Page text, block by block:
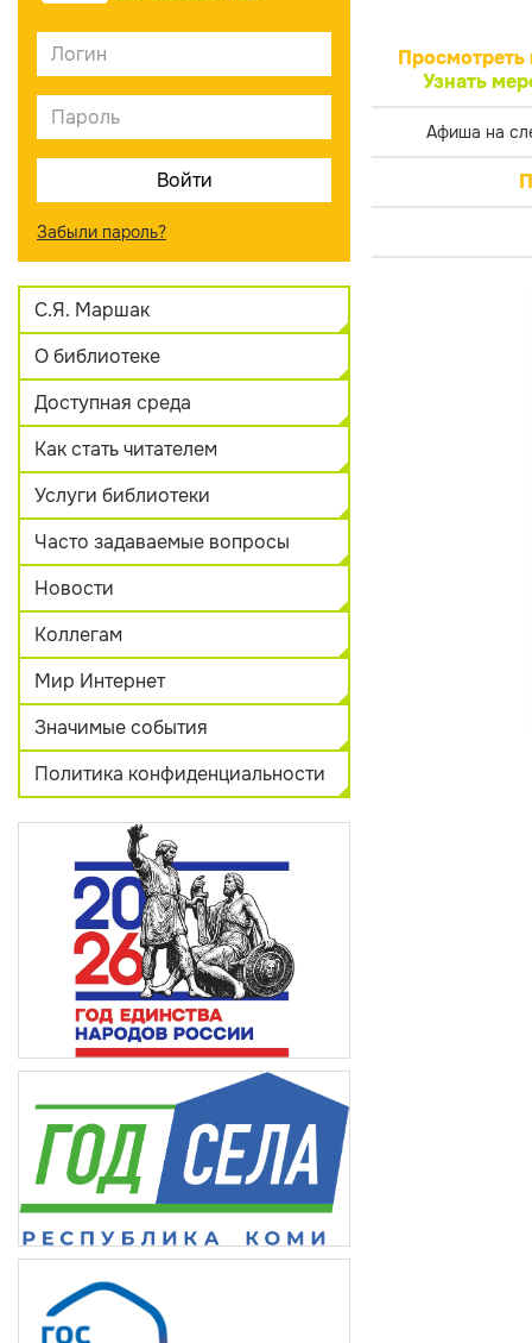
Забыли пароль?
С.Я. Маршак
О библиотеке
Доступная среда
Как стать читателем
Услуги библиотеки
Часто задаваемые вопросы
Новости
Коллегам
Мир Интернет
Значимые события
Политика конфиденциальности
Просмотреть
Узнать
Афиша на